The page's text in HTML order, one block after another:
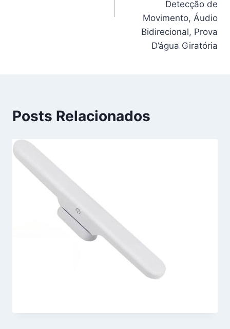
Detecção de
Movimento, Áudio
Bidirecional, Prova
D’água Giratória
Posts Relacionados